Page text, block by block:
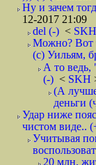
Ну и зачем
12-2017 21:09
del (-) < SKH
Можно? Вот
(с) Уильям,
А то ведь,
(-) < SKH
(А
деньги
Удар ниже
чистом виде..
Учитывая
20 млн.